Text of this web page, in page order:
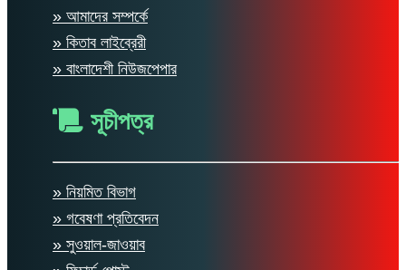
» আমাদের সম্পর্কে
» কিতাব লাইব্রেরী
» বাংলাদেশী নিউজপেপার
সূচীপত্র
» নিয়মিত বিভাগ
» গবেষণা প্রতিবেদন
» সুওয়াল-জাওয়াব